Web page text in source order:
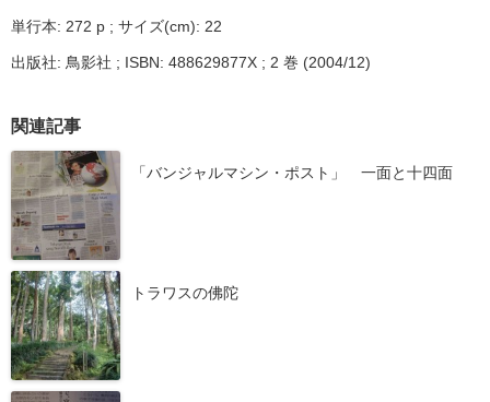
単行本: 272 p ; サイズ(cm): 22
出版社: 鳥影社 ; ISBN: 488629877X ; 2 巻 (2004/12)
関連記事
「バンジャルマシン・ポスト」 一面と十四面
トラワスの佛陀